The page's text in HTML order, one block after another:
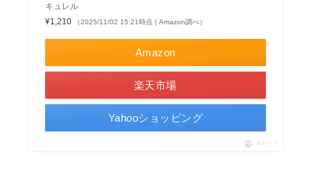
キュレル
¥1,210
（2025/11/02 15:21時点 | Amazon調べ）
Amazon
楽天市場
Yahooショッピング
ポチップ